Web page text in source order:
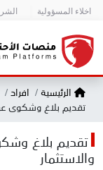
اخلاء المسؤولية
الرئيسية
افراد
تقديم بلاغ وشكوى
تقديم بلاغ
والاستثمار